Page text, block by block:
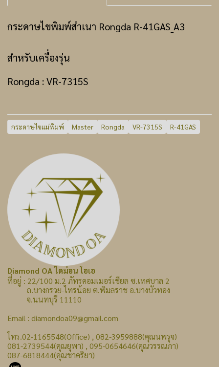
กระดาษไขพิมพ์สำเนา Rongda R-41GAS_A3
สำหรับเครื่องรุ่น
Rongda : VR-7315S
กระดาษไขแม่พิมพ์ Master Rongda VR-7315S R-41GAS
Diamond OA ไดม่อน โอเอ
ที่อยู่ : 22/100 ม.2 ภัทรคอมเมอร์เชียล ซ.เทศบาล 2
ถ.บางกรวย-ไทรน้อย ต.พิมลราช อ.บางบัวทอง
จ.นนทบุรี 11110
Email : diamondoa09@gmail.com
โทร.02-1165548(Office) , 082-3959888(คุณนพรุจ)
081-2739544(คุณยุพา) , 095-0654646(คุณวรรณภา)
087-6818444(คุณชาคริยา)